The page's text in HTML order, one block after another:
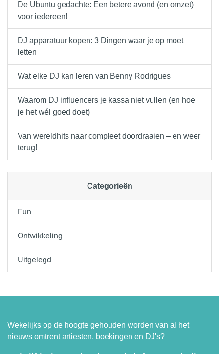
De Ubuntu gedachte: Een betere avond (en omzet)
voor iedereen!
DJ apparatuur kopen: 3 Dingen waar je op moet
letten
Wat elke DJ kan leren van Benny Rodrigues
Waarom DJ influencers je kassa niet vullen (en hoe
je het wél goed doet)
Van wereldhits naar compleet doordraaien – en weer
terug!
Categorieën
Fun
Ontwikkeling
Uitgelegd
Wekelijks op de hoogte gehouden worden van al het
nieuws omtrent artiesten, boekingen en DJ's?